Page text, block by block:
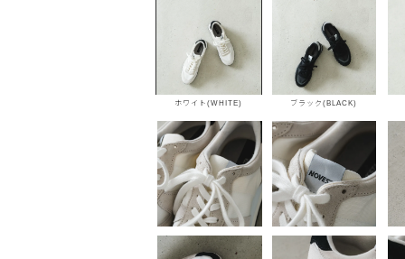
ホワイト(WHITE) ブラック(BLACK)